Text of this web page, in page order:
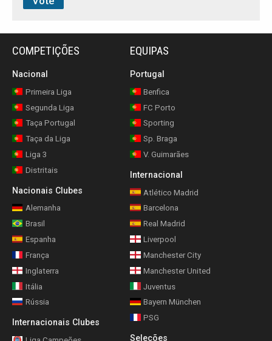
COMPETIÇÕES
Nacional
Primeira Liga
Segunda Liga
Taça Portugal
Taça da Liga
Liga 3
Distritais
Nacionais Clubes
Alemanha
Brasil
Espanha
França
Inglaterra
Itália
Rússia
Internacionais Clubes
EQUIPAS
Portugal
Benfica
FC Porto
Sporting
Sp. Braga
V. Guimarães
Internacional
Atlético Madrid
Barcelona
Real Madrid
Liverpool
Manchester City
Manchester United
Juventus
Bayern München
PSG
Seleções